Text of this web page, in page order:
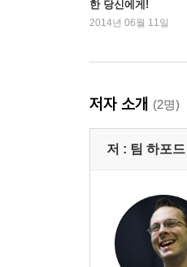
5장 좋은 중고차
중고차 시장에서
6장 주식으로 부
팔면 오르고, 사
어떤 비결이 있
7장 인생도, 세
게임을 할 때,
예상하고 그에
한 당신에게!
2014년 06월 11일
저자 소개 (2명)
저 : 팀 하포드